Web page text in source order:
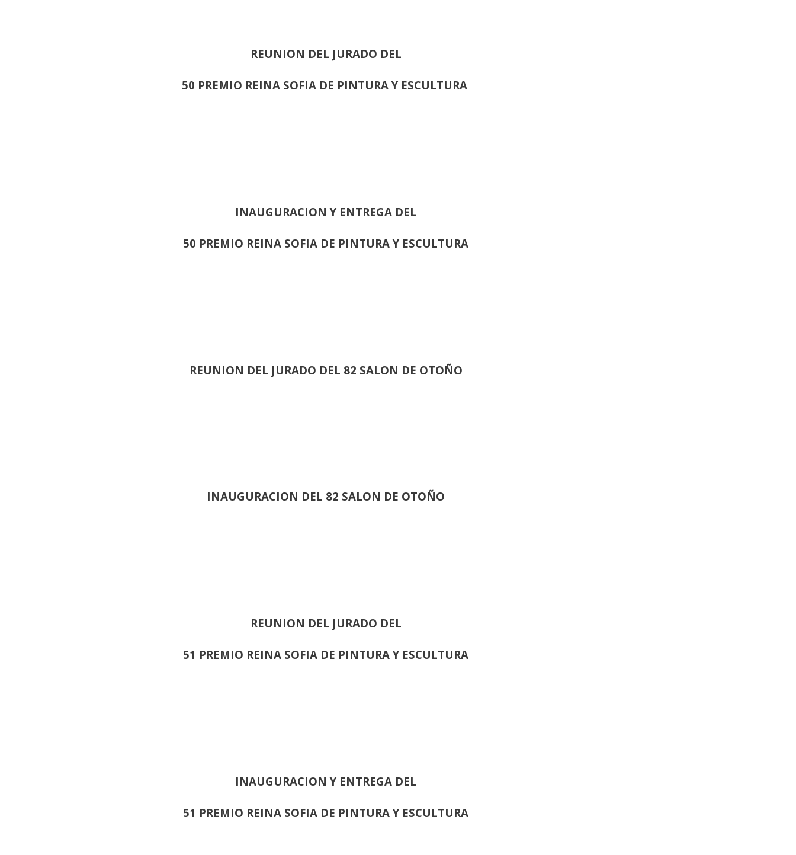
REUNION DEL JURADO DEL
50 PREMIO REINA SOFIA DE PINTURA Y ESCULTURA
INAUGURACION Y ENTREGA DEL
50 PREMIO REINA SOFIA DE PINTURA Y ESCULTURA
REUNION DEL JURADO DEL 82 SALON DE OTOÑO
INAUGURACION DEL 82 SALON DE OTOÑO
REUNION DEL JURADO DEL
51 PREMIO REINA SOFIA DE PINTURA Y ESCULTURA
INAUGURACION Y ENTREGA DEL
51 PREMIO REINA SOFIA DE PINTURA Y ESCULTURA